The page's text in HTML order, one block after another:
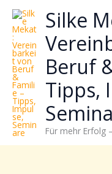
Zum
Inhalt
springen
Silke
Beruf
Tipps,
Für mehr Erfolg
wie
sich
Stress
reduzieren
Energie
gezielter
einsetzen
lässt?
Einfach